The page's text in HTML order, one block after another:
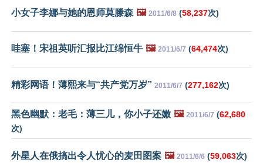
小女子李娜与她的恩师莫滕森 🖼️ 2011/6/8 (58,237次)
哇塞！宋祖英听汇报比江绵恒牛 🖼️ 2011/6/7 (64,474次)
精彩网语！薄熙来与“共产党万岁” 2011/6/7 (277,162次)
黑色幽默：老毛：薄三儿，你小子还嫩 🖼️ 2011/6/7 (62,680
次)
外星人在俄搞出令人忧心的麦田图案 🖼️ 2011/6/6 (59,063次)